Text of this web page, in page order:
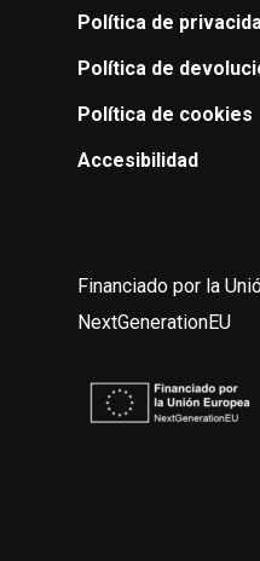
Política de
Política de
Política de cookies
Accesibilidad
Financiado por la
NextGenerationEU